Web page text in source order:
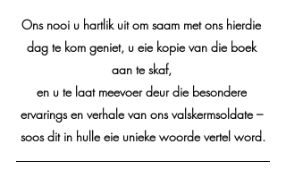
Ons nooi u hartlik uit om saam met ons hierdie
dag te kom geniet, u eie kopie van die boek
aan te skaf,
en u te laat meevoer deur die besondere
ervarings en verhale van ons valskermsoldate –
soos dit in hulle eie unieke woorde vertel word.